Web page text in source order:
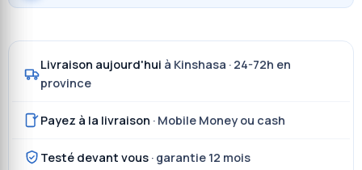
Livraison aujourd'hui à Kinshasa · 24-72h en
province
Payez à la livraison · Mobile Money ou cash
Testé devant vous · garantie 12 mois